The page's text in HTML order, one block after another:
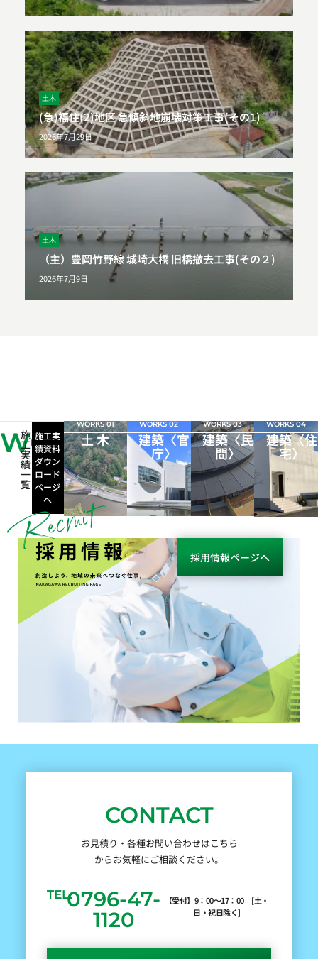
土木
(急)福住(2)地区 急傾斜地崩壊対策工事(その1)
2026年7月29日
土木
（主）豊岡竹野線 城崎大橋 旧橋撤去工事(その２)
2026年7月9日
WORKS
施
工
実
績
一
覧
施工実
績資料
ダウン
ロード
ページ
へ
WORKS 01
土 木
WORKS 02
建築〈官
庁〉
WORKS 03
建築〈民
間〉
WORKS 04
建築〈住
宅〉
採用情報 採用情報ページへ
CONTACT
お見積り・各種お問い合わせはこちら
からお気軽にご相談ください。
TEL.0796-47-
1120
【受付】9：00～17：00 [土・
日・祝日除く]